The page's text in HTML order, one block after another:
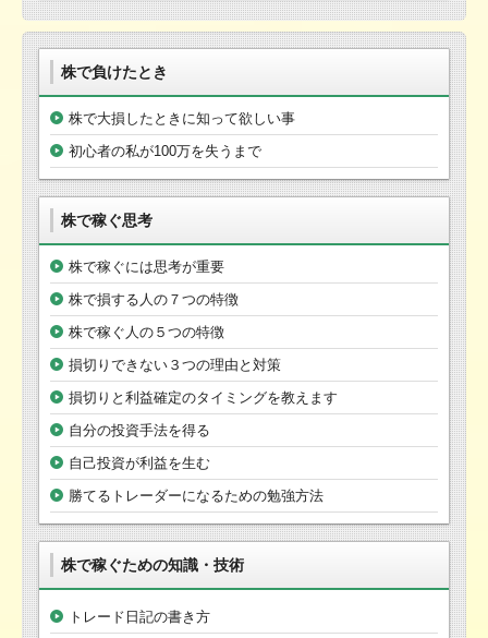
株で負けたとき
株で大損したときに知って欲しい事
初心者の私が100万を失うまで
株で稼ぐ思考
株で稼ぐには思考が重要
株で損する人の７つの特徴
株で稼ぐ人の５つの特徴
損切りできない３つの理由と対策
損切りと利益確定のタイミングを教えます
自分の投資手法を得る
自己投資が利益を生む
勝てるトレーダーになるための勉強方法
株で稼ぐための知識・技術
トレード日記の書き方